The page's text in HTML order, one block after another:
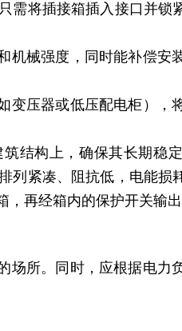
需将插接箱插入接口并锁
械强度，同时能补偿安
变压器或低压配电柜），
结构上，确保其长期稳
列紧凑、阻抗低，电能损
再经箱内的保护开关输出
场所。同时，应根据电力